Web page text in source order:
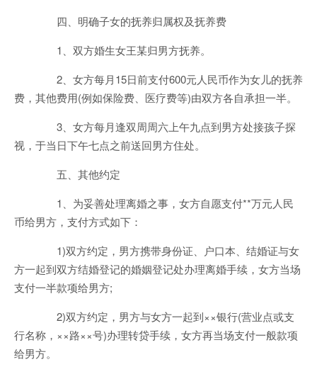
四、明确子女的抚养归属权及抚养费
1、双方婚生女王某归男方抚养。
2、女方每月15日前支付600元人民币作为女儿的抚养
费，其他费用(例如保险费、医疗费等)由双方各自承担一半。
3、女方每月逢双周周六上午九点到男方处接孩子探
视，于当日下午七点之前送回男方住处。
五、其他约定
1、为妥善处理离婚之事，女方自愿支付**万元人民
币给男方，支付方式如下：
1)双方约定，男方携带身份证、户口本、结婚证与女
方一起到双方结婚登记的婚姻登记处办理离婚手续，女方当场
支付一半款项给男方;
2)双方约定，男方与女方一起到××银行(营业点或支
行名称，××路××号)办理转贷手续，女方再当场支付一般款项
给男方。